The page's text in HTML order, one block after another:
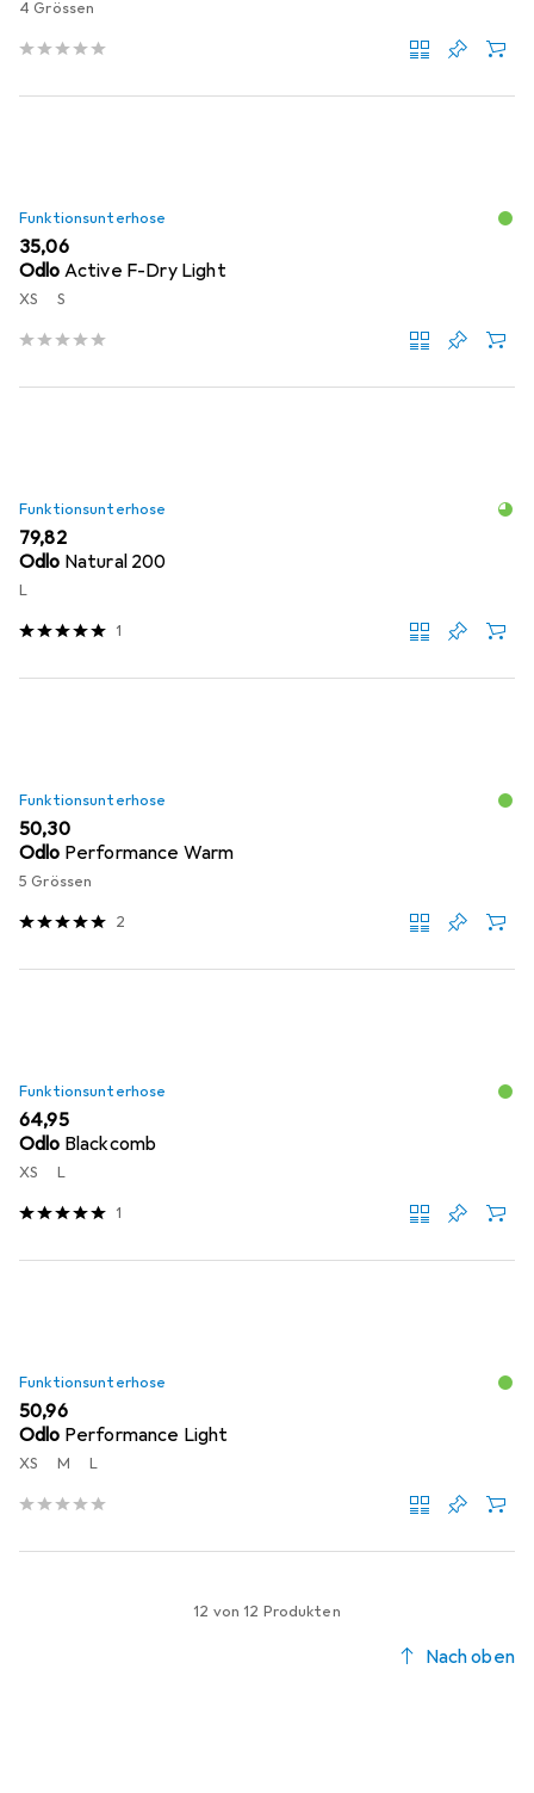
4 Grössen
Funktionsunterhose
EUR
35,06
Odlo Active F-Dry Light
XS S
Funktionsunterhose
EUR
79,82
Odlo Natural 200
L
1
Funktionsunterhose
EUR
50,30
Odlo Performance Warm
5 Grössen
2
Funktionsunterhose
EUR
64,95
Odlo Blackcomb
XS L
1
Funktionsunterhose
EUR
50,96
Odlo Performance Light
XS M L
12 von 12 Produkten
Nach oben